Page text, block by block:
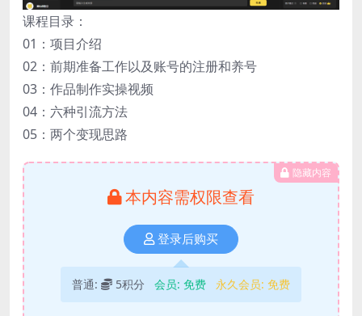
课程目录：
01：项目介绍
02：前期准备工作以及账号的注册和养号
03：作品制作实操视频
04：六种引流方法
05：两个变现思路
隐藏内容
本内容需权限查看
登录后购买
普通: 5积分 会员: 免费 永久会员: 免费